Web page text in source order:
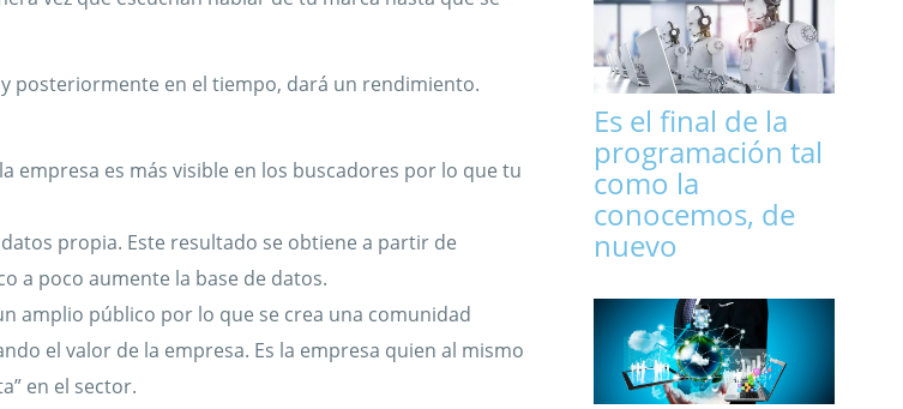
posteriormente en el tiempo, dará un rendimiento.
empresa es más visible en los buscadores por lo que tu
propia. Este resultado se obtiene a partir de
a poco aumente la base de datos.
amplio público por lo que se crea una comunidad
el valor de la empresa. Es la empresa quien al mismo
en el sector.
Es el final de la
programación tal
como la
conocemos, de
nuevo